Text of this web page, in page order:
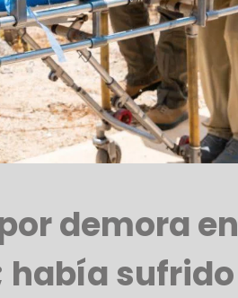
demora en
había sufrido